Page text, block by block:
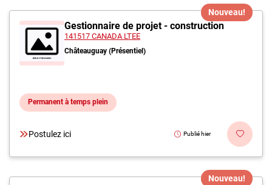
Nouveau!
Gestionnaire de projet - construction
141517 CANADA LTEE
Châteauguay (Présentiel)
Permanent à temps plein
Postulez ici Publié hier
Nouveau!